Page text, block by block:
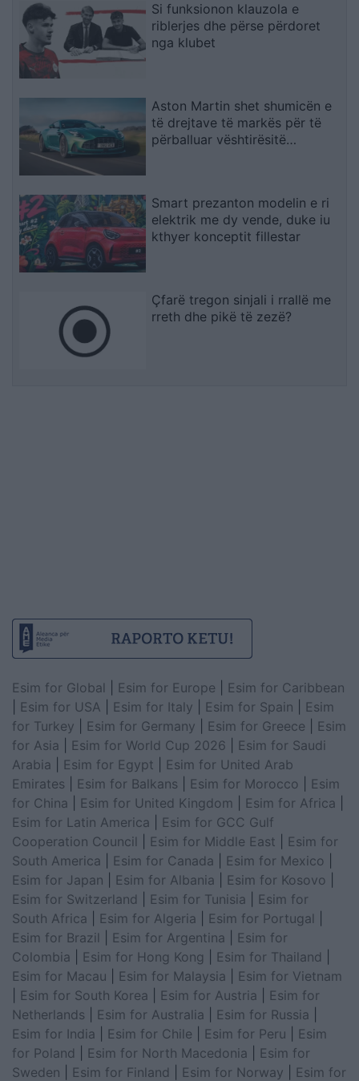
Si funksionon klauzola e
riblerjes dhe përse përdoret
nga klubet
Aston Martin shet shumicën e
të drejtave të markës për të
përballuar vështirësitë
Smart prezanton modelin e ri
elektrik me dy vende, duke iu
kthyer konceptit fillestar
Çfarë tregon sinjali i rrallë me
rreth dhe pikë të zezë?
Esim for Global Esim for Europe
Esim for Caribbean
Esim for USA Esim for Italy Esim for Spain
Esim
for Turkey
Esim for Germany Esim for Greece
Esim
for Asia
Esim for World Cup 2026
Esim for Saudi
Arabia
Esim for Egypt
Esim for United Arab
Emirates
Esim for Balkans Esim for Morocco
Esim
for China
Esim for United Kingdom Esim for Africa
Esim for Latin America
Esim for GCC Gulf
Cooperation Council
Esim for Middle East
Esim for
South America
Esim for Canada Esim for Mexico
Esim for Japan
Esim for Albania Esim for Kosovo
Esim for Switzerland
Esim for Tunisia
Esim for
South Africa
Esim for Algeria Esim for Portugal
Esim for Brazil
Esim for Argentina
Esim for
Colombia
Esim for Hong Kong Esim for Thailand
Esim for Macau
Esim for Malaysia
Esim for Vietnam
Esim for South Korea Esim for Austria
Esim for
Netherlands
Esim for Australia Esim for Russia
Esim for India
Esim for Chile Esim for Peru
Esim
for Poland
Esim for North Macedonia
Esim for
Sweden
Esim for Finland Esim for Norway
Esim for